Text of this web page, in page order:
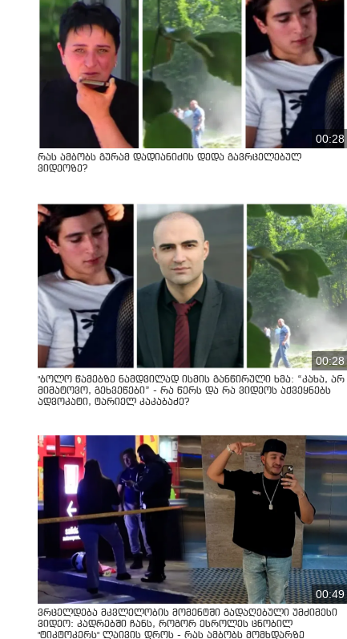
00:28
რას ამბობს გურამ დადიანიძის დედა გავრცელებულ
ვიდეოზე?
00:28
"ბოლო წამებზე ნამდვილად ისმის განწირული ხმა: “კახა, არ
მიმატოვო, გეხვეწები” - რა წერს და რა ვიდეოს აქვეყნებს
ადვოკატი, ტარიელ კაკაბაძე?
00:49
ვრცელდება მკვლელობის მომენტში გადაღებული უმძიმესი
ვიდეო: კადრებში ჩანს, როგორ ესროლეს ცნობილ
"ტიკტოკერს" ლაივის დროს - რას ამბობს მომხდარზე